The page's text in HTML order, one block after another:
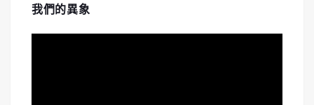
我們的異象